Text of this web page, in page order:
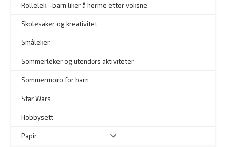
Rollelek. -barn liker å herme etter voksne.
Skolesaker og kreativitet
Småleker
Sommerleker og utendørs aktiviteter
Sommermoro for barn
Star Wars
Hobbysett
Papir